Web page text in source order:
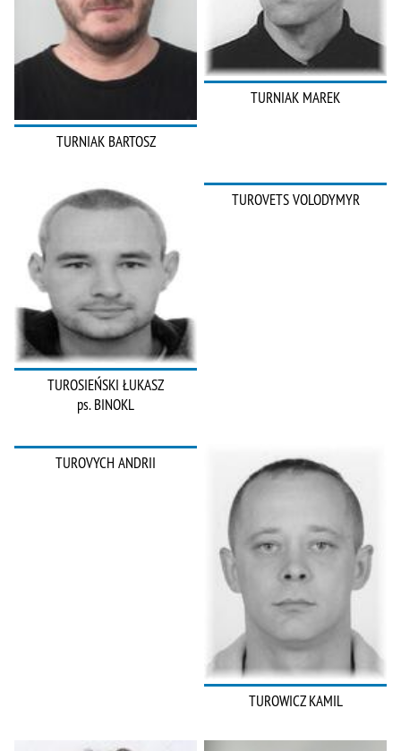
TURNIAK BARTOSZ
TURNIAK MAREK
TUROSIEŃSKI ŁUKASZ
ps. BINOKL
TUROVETS VOLODYMYR
TUROVYCH ANDRII
TUROWICZ KAMIL